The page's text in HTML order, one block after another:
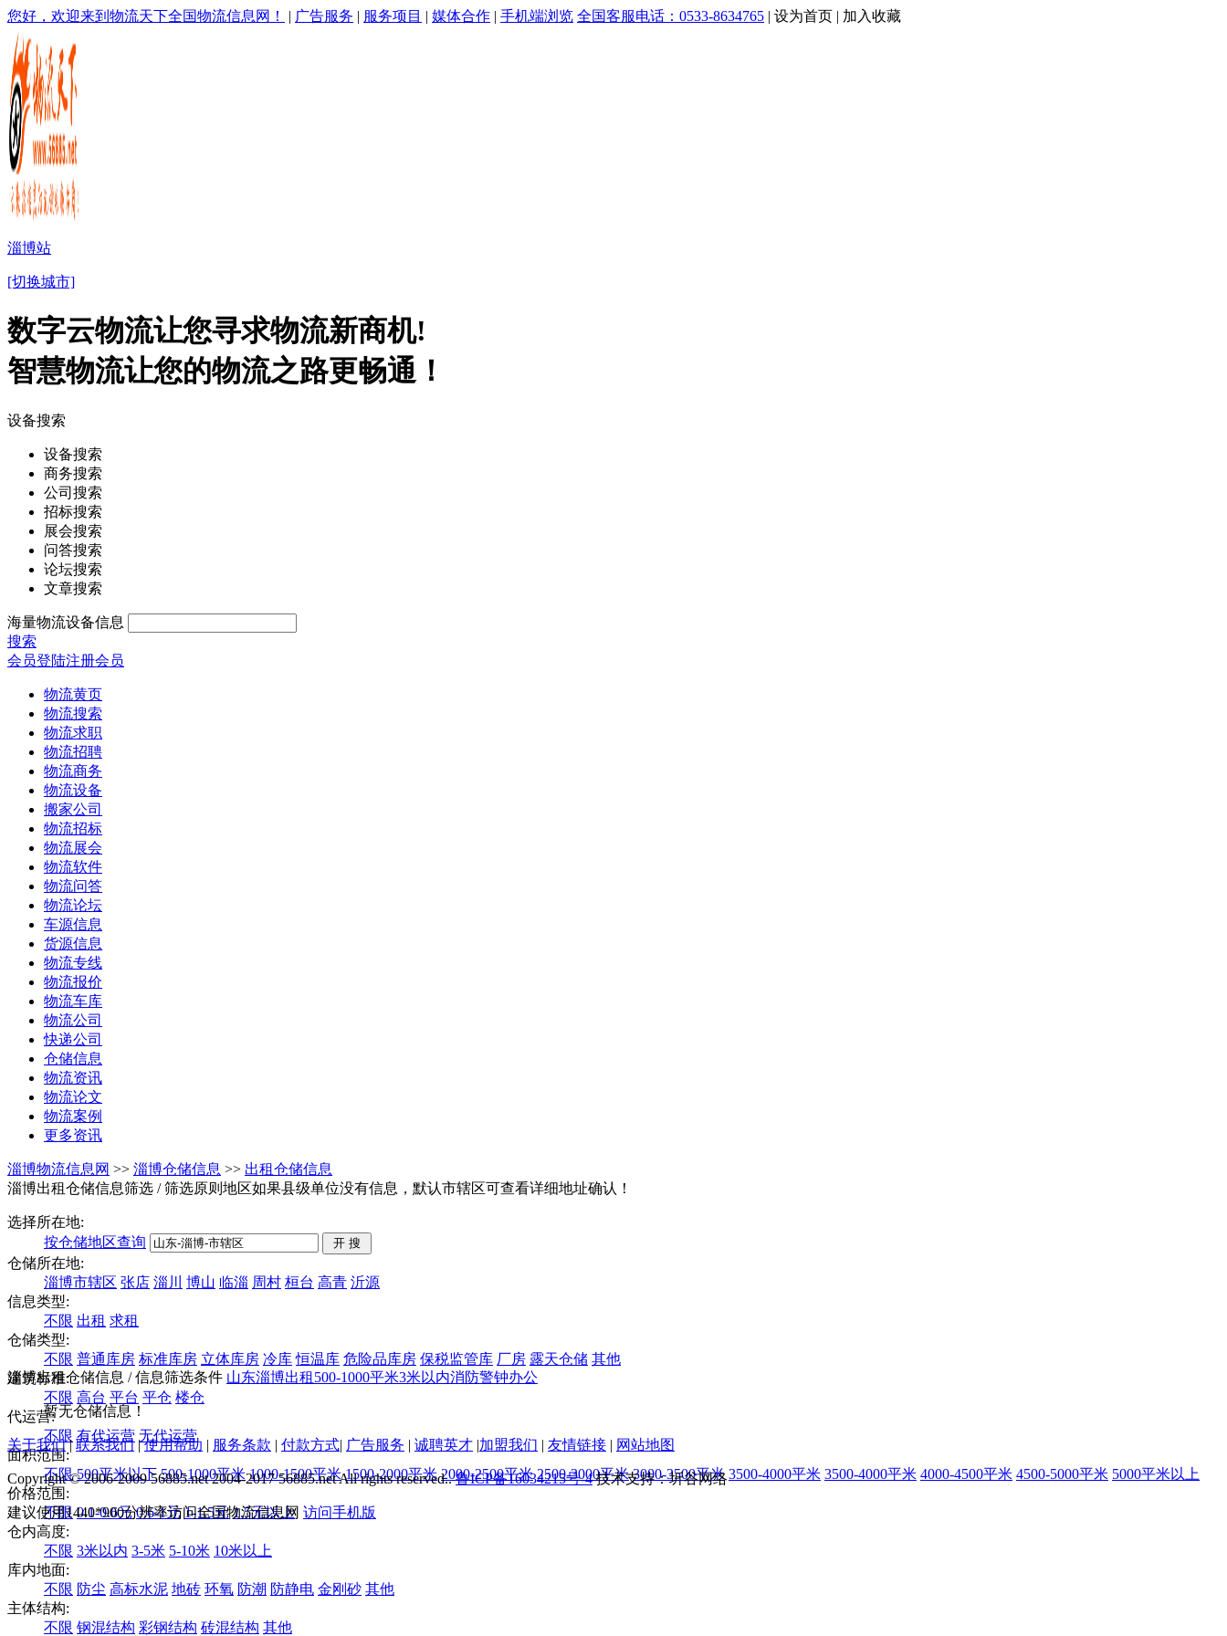
您好，欢迎来到物流天下全国物流信息网！ | 广告服务 | 服务项目 | 媒体合作 | 手机端浏览 全国客服电话：0533-8634765 | 设为首页 | 加入收藏
淄博站
[切换城市]
数字云物流让您寻求物流新商机!
智慧物流让您的物流之路更畅通！
设备搜索
设备搜索
商务搜索
公司搜索
招标搜索
展会搜索
问答搜索
论坛搜索
文章搜索
海量物流设备信息
搜索
会员登陆注册会员
物流黄页
物流搜索
物流求职
物流招聘
物流商务
物流设备
搬家公司
物流招标
物流展会
物流软件
物流问答
物流论坛
车源信息
货源信息
物流专线
物流报价
物流车库
物流公司
快递公司
仓储信息
物流资讯
物流论文
物流案例
更多资讯
淄博物流信息网 >> 淄博仓储信息 >> 出租仓储信息
淄博出租仓储信息筛选 / 筛选原则地区如果县级单位没有信息，默认市辖区可查看详细地址确认！
选择所在地:
按仓储地区查询
仓储所在地:
淄博市辖区 张店 淄川 博山 临淄 周村 桓台 高青 沂源
信息类型:
不限 出租 求租
仓储类型:
不限 普通库房 标准库房 立体库房 冷库 恒温库 危险品库房 保税监管库 厂房 露天仓储 其他
建筑标准:
不限 高台 平台 平仓 楼仓
代运营:
不限 有代运营 无代运营
面积范围:
不限 500平米以下 500-1000平米 1000-1500平米 1500-2000平米 2000-2500平米 2500-3000平米 3000-3500平米 3500-4000平米 3500-4000平米 4000-4500平米 4500-5000平米 5000平米以上
价格范围:
不限 0.1-0.6元 0.6-1元 1-1.5元 1.5元以上
仓内高度:
不限 3米以内 3-5米 5-10米 10米以上
库内地面:
不限 防尘 高标水泥 地砖 环氧 防潮 防静电 金刚砂 其他
主体结构:
不限 钢混结构 彩钢结构 砖混结构 其他
淄博出租仓储信息 / 信息筛选条件 山东淄博出租 500-1000平米3米以内消防警钟办公
暂无仓储信息！
关于我们|联系我们|使用帮助 | 服务条款 | 付款方式| 广告服务 | 诚聘英才 |加盟我们 | 友情链接 | 网站地图
Copyright © 2006-2009 56885.net 2004-2017 56885.net All rights reserved..鲁ICP备16034215号-4技术支持：圻谷网络
建议使用1440*900分辨率访问全国物流信息网 访问手机版